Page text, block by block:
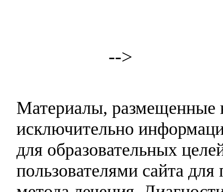
-->
Материалы, размещенные
исключительно
для образовательных
пользователями сайта